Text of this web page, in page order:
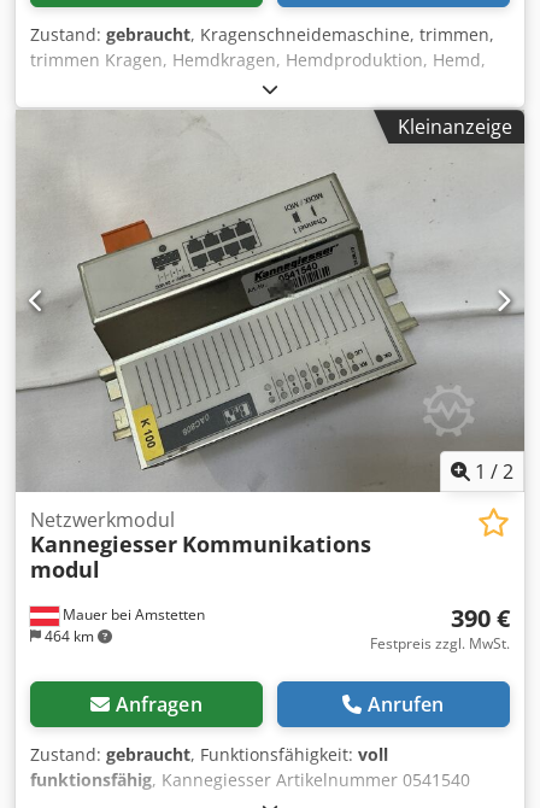
Zustand: gebraucht, Kragenschneidemaschine, trimmen,
trimmen Kragen, Hemdkragen, Hemdproduktion, Hemd,
pneumatisch, Textilproduktion, Textilmaschine,
Bekleidungsproduktion, Bekleidungsproduktion Dsdpef D
Az Nefx Amaskr -Kannegiesser System: BRILKA -
pneumatischer: Fußschalter -Abmessungen:
520/900/H1190 mm -Gewicht: 33 kg
Kleinanzeige
1 /2
Mauer bei Amstetten
464 km
Netzwerkmodul
Kannegiesser Kommunikations
modul
390 €
Festpreis zzgl. MwSt.
Anfragen Anrufen
Zustand: gebraucht, Funktionsfähigkeit: voll
funktionsfähig, Kannegiesser Artikelnummer 0541540